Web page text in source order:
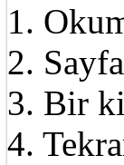
1.
2.
3. Bir
4.